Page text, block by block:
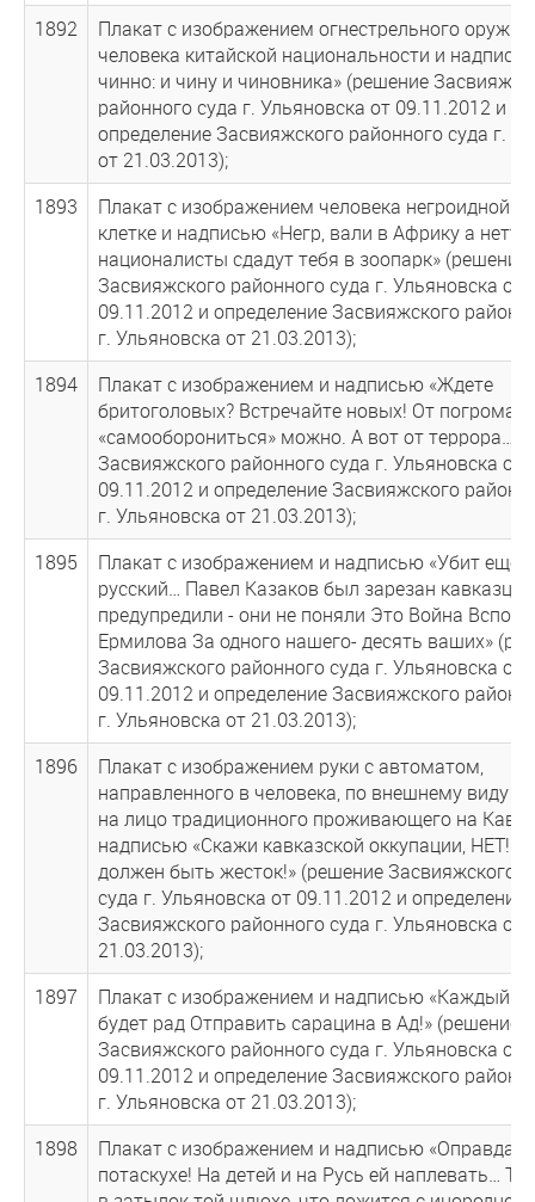
1892
Плакат с изображением огнестрельного оружия,
человека китайской национальности и
чинно: и чину и чиновника» (решение
районного суда г. Ульяновска от 09.11.2012 и
определение Засвияжского районного суда г.
от 21.03.2013);
1893
Плакат с изображением человека негроидной
клетке и надписью «Негр, вали в Африку а нетто
националисты сдадут тебя в зоопарк» (решение
Засвияжского районного суда г. Ульяновска от
09.11.2012 и определение Засвияжского
г. Ульяновска от 21.03.2013);
1894
Плакат с изображением и надписью «Ждете
бритоголовых? Встречайте новых! От погрома
«самооборониться» можно. А вот от террора…»
Засвияжского районного суда г. Ульяновска от
09.11.2012 и определение Засвияжского
г. Ульяновска от 21.03.2013);
1895
Плакат с изображением и надписью «Убит еще
русский… Павел Казаков был зарезан
предупредили - они не поняли Это Война
Ермилова За одного нашего- десять ваших»
Засвияжского районного суда г. Ульяновска от
09.11.2012 и определение Засвияжского
г. Ульяновска от 21.03.2013);
1896
Плакат с изображением руки с автоматом,
направленного в человека, по внешнему виду
на лицо традиционного проживающего на
надписью «Скажи кавказской оккупации, НЕТ! …
должен быть жесток!» (решение Засвияжского
суда г. Ульяновска от 09.11.2012 и определение
Засвияжского районного суда г. Ульяновска от
21.03.2013);
1897
Плакат с изображением и надписью «Каждый
будет рад Отправить сарацина в Ад!» (решение
Засвияжского районного суда г. Ульяновска от
09.11.2012 и определение Засвияжского
г. Ульяновска от 21.03.2013);
1898
Плакат с изображением и надписью
потаскухе! На детей и на Русь ей наплевать…